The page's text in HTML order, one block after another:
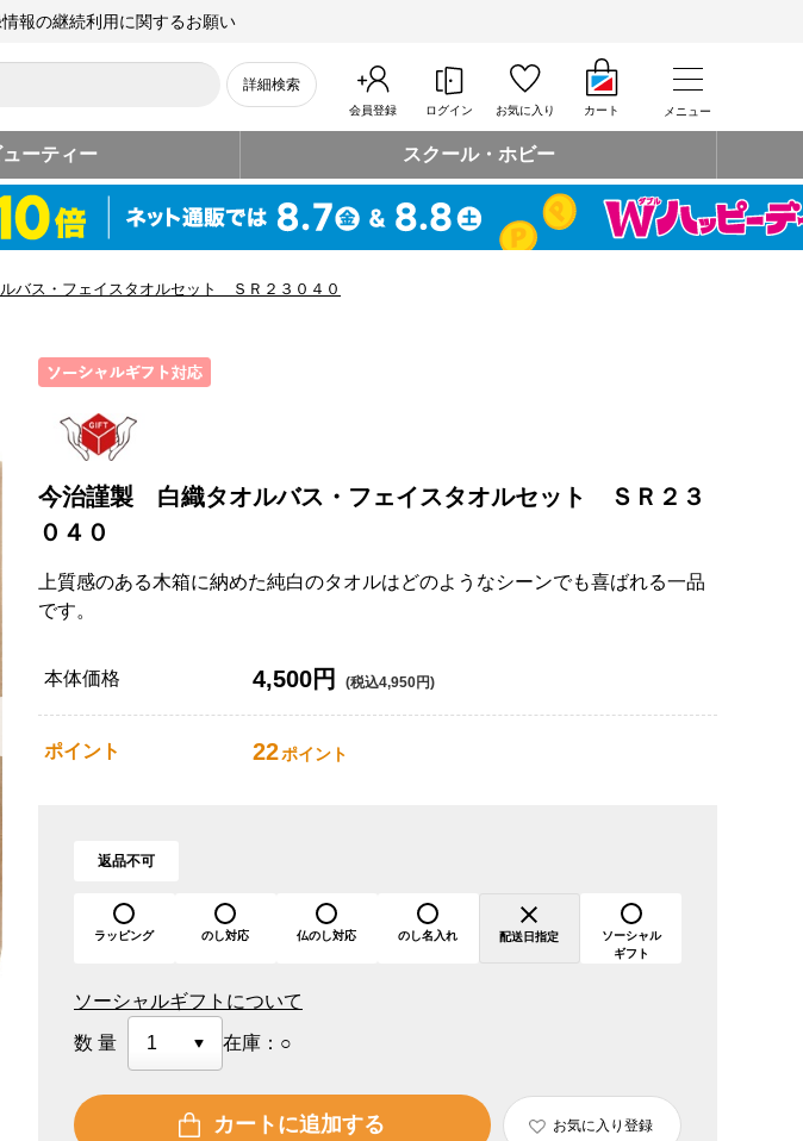
報の継続利用に関するお願い
詳細検索
会員登録 ログイン お気に入り カート メニュー
ーティー スクール・ホビー
バス・フェイスタオルセット ＳＲ２３０４０
今治謹製 白織タオルバス・フェイスタオルセット ＳＲ２３
０４０
上質感のある木箱に納めた純白のタオルはどのようなシーンでも喜ばれる一品
です。
本体価格 4,500円 (税込4,950円)
ポイント 22ポイント
返品不可
ラッピング のし対応 仏のし対応 のし名入れ 配送日指定
ソーシャル
ギフト
ソーシャルギフトについて
数量 在庫： ○
カートに追加する お気に入り登録